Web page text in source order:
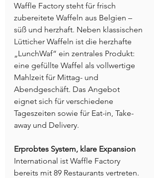
Waffle Factory steht für frisch
zubereitete Waffeln aus Belgien –
süß und herzhaft. Neben klassischen
Lütticher Waffeln ist die herzhafte
„LunchWaf“ ein zentrales Produkt:
eine gefüllte Waffel als vollwertige
Mahlzeit für Mittag- und
Abendgeschäft. Das Angebot
eignet sich für verschiedene
Tageszeiten sowie für Eat-in, Take-
away und Delivery.
Erprobtes System, klare Expansion
International ist Waffle Factory
bereits mit 89 Restaurants vertreten.